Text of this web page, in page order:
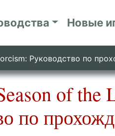
Новые
Руководство по
of the
по